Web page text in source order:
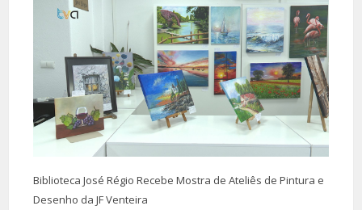
Biblioteca José Régio Recebe Mostra de Ateliês de Pintura e
Desenho da JF Venteira